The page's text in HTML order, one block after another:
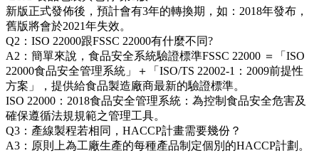
新版正式發佈後，預計會有3年的轉換期，如：2018年發布，
舊版將會於2021年失效。
Q2：ISO 22000跟FSSC 22000有什麼不同?
A2：簡單來說，食品安全系統驗證標準FSSC 22000 ＝「ISO
22000食品安全管理系統」＋「ISO/TS 22002-1：2009前提性
方案」，提供給食品製造廠商最新的驗證標準。
ISO 22000：2018食品安全管理系統：為控制食品安全危害及
確保遵循法規規範之管理工具。
Q3：產線製程若相同，HACCP計畫需要幾份？
A3：原則上為工廠生產的每種產品制定個別的HACCP計劃。